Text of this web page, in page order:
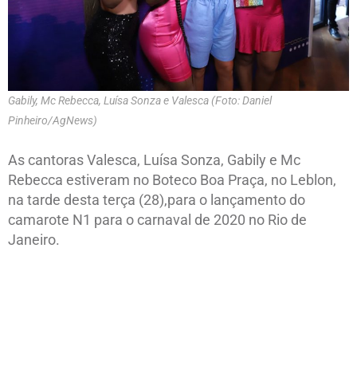
Gabily, Mc Rebecca, Luísa Sonza e Valesca (Foto: Daniel
Pinheiro/AgNews)
As cantoras Valesca, Luísa Sonza, Gabily e Mc
Rebecca estiveram no Boteco Boa Praça, no Leblon,
na tarde desta terça (28),para o lançamento do
camarote N1 para o carnaval de 2020 no Rio de
Janeiro.